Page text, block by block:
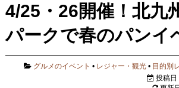
4/25・26開催！北九
パークで春のパンイ
グルメのイベント • レジャー・観光 • 目的別
投稿日